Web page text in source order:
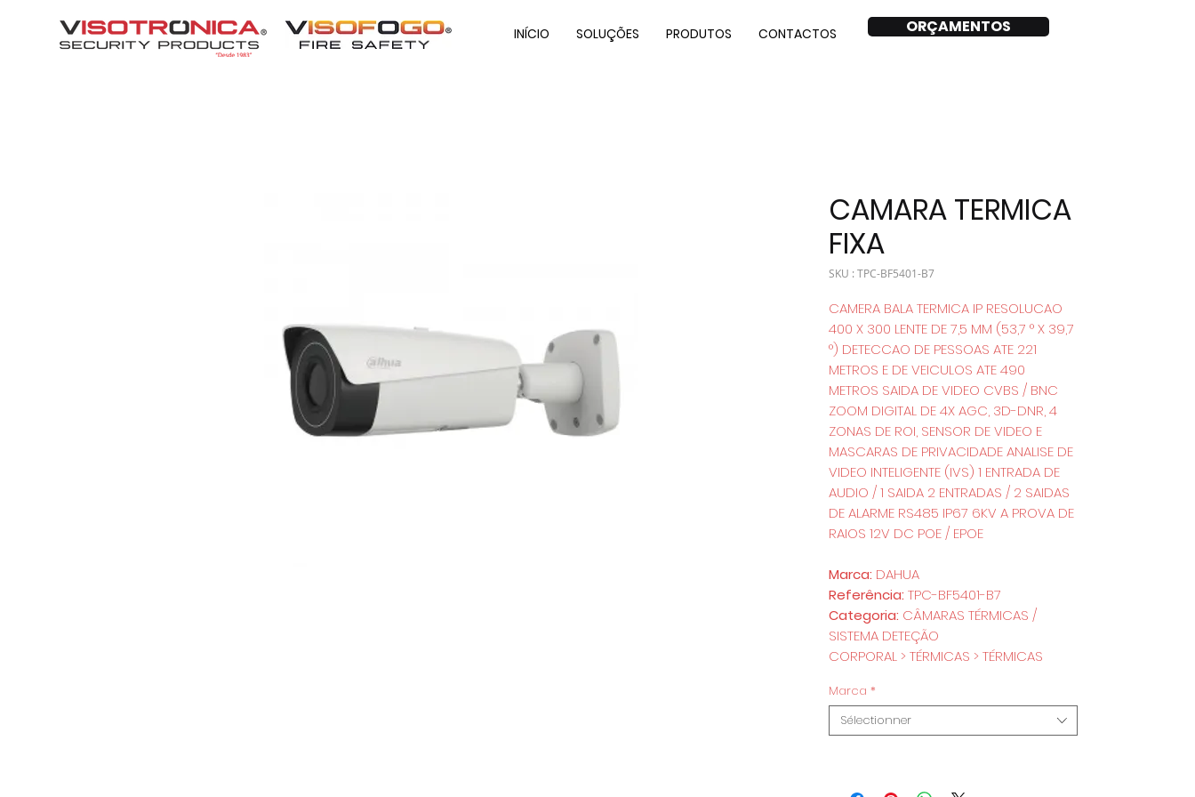
INÍCIO SOLUÇÕES PRODUTOS CONTACTOS ORÇAMENTOS
CAMARA TERMICA
FIXA
SKU : TPC-BF5401-B7
CAMERA BALA TERMICA IP RESOLUCAO
400 X 300 LENTE DE 7,5 MM (53,7 ° X 39,7
°) DETECCAO DE PESSOAS ATE 221
METROS E DE VEICULOS ATE 490
METROS SAIDA DE VIDEO CVBS / BNC
ZOOM DIGITAL DE 4X AGC, 3D-DNR, 4
ZONAS DE ROI, SENSOR DE VIDEO E
MASCARAS DE PRIVACIDADE ANALISE DE
VIDEO INTELIGENTE (IVS) 1 ENTRADA DE
AUDIO / 1 SAIDA 2 ENTRADAS / 2 SAIDAS
DE ALARME RS485 IP67 6KV A PROVA DE
RAIOS 12V DC POE / EPOE
Marca: DAHUA
Referência: TPC-BF5401-B7
Categoria: CÂMARAS TÉRMICAS /
SISTEMA DETEÇÃO
CORPORAL > TÉRMICAS > TÉRMICAS
Marca *
Sélectionner